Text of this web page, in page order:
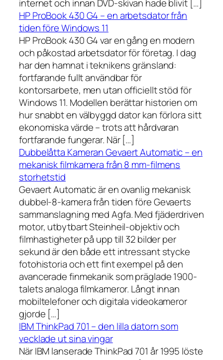
internet och innan DVD-skivan hade blivit […]
HP ProBook 430 G4 – en arbetsdator från
tiden före Windows 11
HP ProBook 430 G4 var en gång en modern
och påkostad arbetsdator för företag. I dag
har den hamnat i teknikens gränsland:
fortfarande fullt användbar för
kontorsarbete, men utan officiellt stöd för
Windows 11. Modellen berättar historien om
hur snabbt en välbyggd dator kan förlora sitt
ekonomiska värde – trots att hårdvaran
fortfarande fungerar. När […]
Dubbelåtta Kameran Gevaert Automatic – en
mekanisk filmkamera från 8 mm-filmens
storhetstid
Gevaert Automatic är en ovanlig mekanisk
dubbel-8-kamera från tiden före Gevaerts
sammanslagning med Agfa. Med fjäderdriven
motor, utbytbart Steinheil-objektiv och
filmhastigheter på upp till 32 bilder per
sekund är den både ett intressant stycke
fotohistoria och ett fint exempel på den
avancerade finmekanik som präglade 1900-
talets analoga filmkameror. Långt innan
mobiltelefoner och digitala videokameror
gjorde […]
IBM ThinkPad 701 – den lilla datorn som
vecklade ut sina vingar
När IBM lanserade ThinkPad 701 år 1995 löste